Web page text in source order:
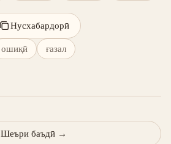
Нусхабардорӣ
ошиқӣ ғазал
Шеъри баъдӣ →